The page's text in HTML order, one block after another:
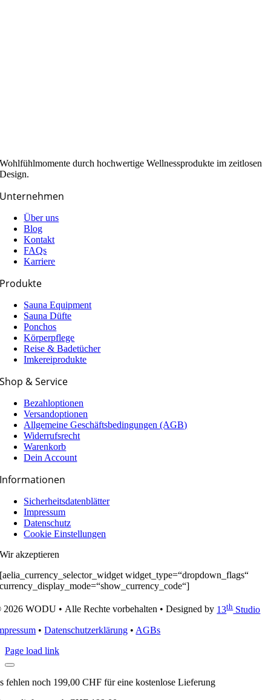
Wohlfühlmomente durch hochwertige Wellnessprodukte im zeitlosen
Design.
Unternehmen
Über uns
Blog
Kontakt
FAQs
Karriere
Produkte
Sauna Equipment
Sauna Düfte
Ponchos
Körperpflege
Reise & Badetücher
Imkereiprodukte
Shop & Service
Bezahloptionen
Versandoptionen
Allgemeine Geschäfts­­­bedingungen (AGB)
Widerrufsrecht
Warenkorb
Dein Account
Informationen
Sicherheitsdatenblätter
Impressum
Datenschutz
Cookie Einstellungen
Wir akzeptieren
[aelia_currency_selector_widget widget_type=“dropdown_flags“
currency_display_mode=“show_currency_code“]
WODU • Alle Rechte vorbehalten • Designed by 13thStudio
•Datenschutzerklärung • AGBs
Page load link
fehlen noch 199,00CHF für eine kostenlose Lieferung